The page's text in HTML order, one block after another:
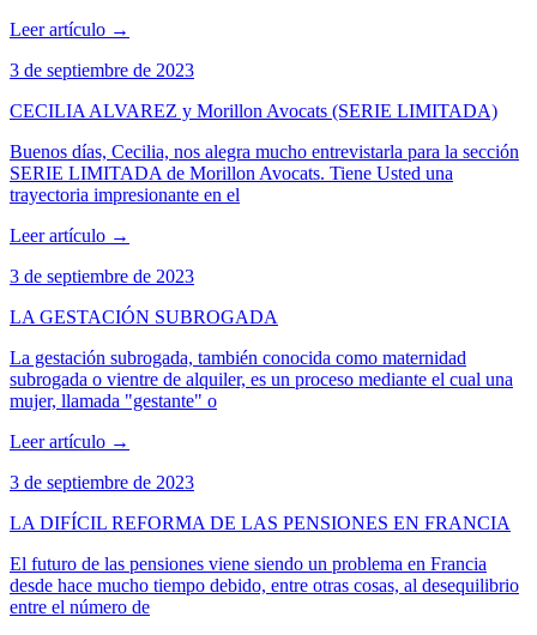
Leer artículo →
3 de septiembre de 2023
CECILIA ALVAREZ y Morillon Avocats (SERIE LIMITADA)
Buenos días, Cecilia, nos alegra mucho entrevistarla para la sección
SERIE LIMITADA de Morillon Avocats. Tiene Usted una
trayectoria impresionante en el
Leer artículo →
3 de septiembre de 2023
LA GESTACIÓN SUBROGADA
La gestación subrogada, también conocida como maternidad
subrogada o vientre de alquiler, es un proceso mediante el cual una
mujer, llamada "gestante" o
Leer artículo →
3 de septiembre de 2023
LA DIFÍCIL REFORMA DE LAS PENSIONES EN FRANCIA
El futuro de las pensiones viene siendo un problema en Francia
desde hace mucho tiempo debido, entre otras cosas, al desequilibrio
entre el número de